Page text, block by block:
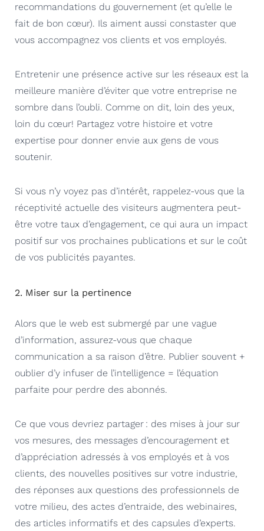
recommandations du gouvernement (et qu’elle le
fait de bon cœur). Ils aiment aussi constaster que
vous accompagnez vos clients et vos employés.
Entretenir une présence active sur les réseaux est la
meilleure manière d’éviter que votre entreprise ne
sombre dans l’oubli. Comme on dit, loin des yeux,
loin du cœur! Partagez votre histoire et votre
expertise pour donner envie aux gens de vous
soutenir.
Si vous n’y voyez pas d’intérêt, rappelez-vous que la
réceptivité actuelle des visiteurs augmentera peut-
être votre taux d’engagement, ce qui aura un impact
positif sur vos prochaines publications et sur le coût
de vos publicités payantes.
2. Miser sur la pertinence
Alors que le web est submergé par une vague
d’information, assurez-vous que chaque
communication a sa raison d’être. Publier souvent +
oublier d’y infuser de l’intelligence = l’équation
parfaite pour perdre des abonnés.
Ce que vous devriez partager : des mises à jour sur
vos mesures, des messages d’encouragement et
d’appréciation adressés à vos employés et à vos
clients, des nouvelles positives sur votre industrie,
des réponses aux questions des professionnels de
votre milieu, des actes d’entraide, des webinaires,
des articles informatifs et des capsules d’experts.